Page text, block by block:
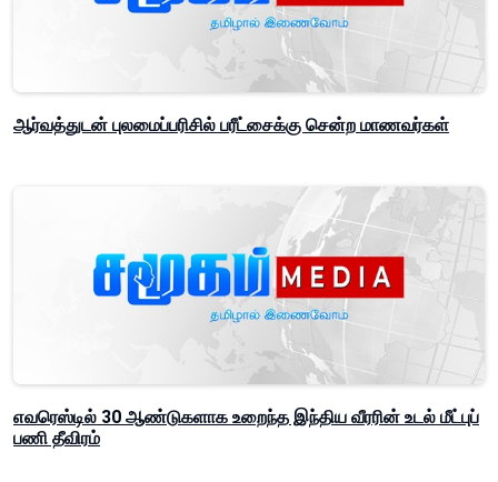
ஆர்வத்துடன் புலமைப்பரிசில் பரீட்சைக்கு சென்ற மாணவர்கள்
எவரெஸ்டில் 30 ஆண்டுகளாக உறைந்த இந்திய வீரரின் உடல் மீட்புப்
பணி தீவிரம்